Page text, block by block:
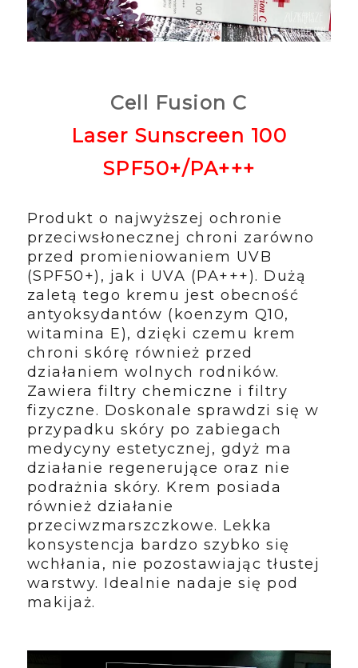
Cell Fusion C
Laser Sunscreen 100
SPF50+/PA+++
Produkt o najwyższej ochronie
przeciwsłonecznej chroni zarówno
przed promieniowaniem UVB
(SPF50+), jak i UVA (PA+++). Dużą
zaletą tego kremu jest obecność
antyoksydantów (koenzym Q10,
witamina E), dzięki czemu krem
chroni skórę również przed
działaniem wolnych rodników.
Zawiera filtry chemiczne i filtry
fizyczne. Doskonale sprawdzi się w
przypadku skóry po zabiegach
medycyny estetycznej, gdyż ma
działanie regenerujące oraz nie
podrażnia skóry. Krem posiada
również działanie
przeciwzmarszczkowe. Lekka
konsystencja bardzo szybko się
wchłania, nie pozostawiając tłustej
warstwy. Idealnie nadaje się pod
makijaż.